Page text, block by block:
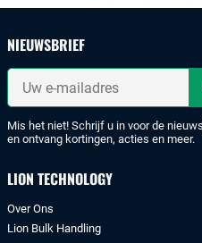
NIEUWSBRIEF
Uw
mailadres
Mis het niet! Schrijf u in voor de
en ontvang kortingen, acties en meer.
LION TECHNOLOGY
Over Ons
Lion Bulk Handling